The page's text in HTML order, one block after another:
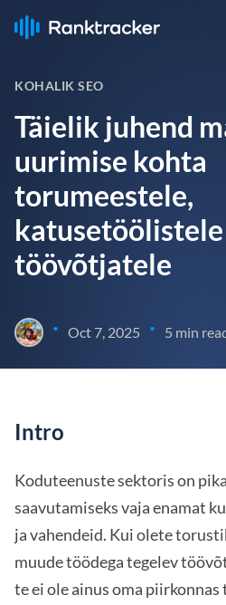
KOHALIK SEO
Täielik juhend
uurimise kohta
torumeestele,
töövõtjatele
• Oct 7, 2025 • 5 min
Intro
Koduteenuste sektoris on
saavutamiseks vaja enamat
ja vahendeid. Kui olete
muude töödega tegelev
te ei ole ainus oma piirkonnas